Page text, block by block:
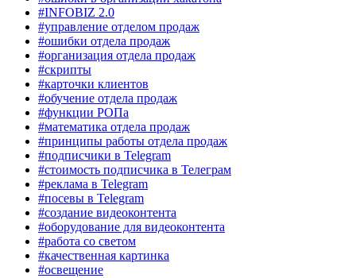
#INFOBIZ 2.0
#управление отделом продаж
#ошибки отдела продаж
#организация отдела продаж
#скрипты
#карточки клиентов
#обучение отдела продаж
#функции РОПа
#математика отдела продаж
#принципы работы отдела продаж
#подписчики в Telegram
#стоимость подписчика в Телеграм
#реклама в Telegram
#посевы в Telegram
#создание видеоконтента
#оборудование для видеоконтента
#работа со светом
#качественная картинка
#освещение